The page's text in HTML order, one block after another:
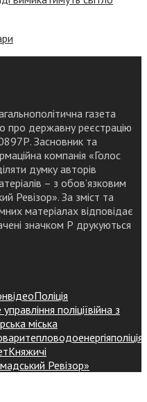
газета
про державну реєстрацію
Засновник та
компанія «Голос
думку авторів
– з обов’язковим
Ревізор». За зміст та
матеріалах відповідає
значком Р друкуються
відеоПоліція
поліціївійна з
міська
поліція
Княжичі
Ревізор»